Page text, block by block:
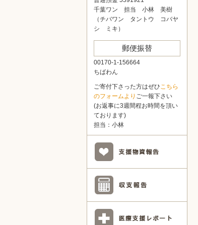
千葉ワン 担当 小林 美樹
（チバワン タントウ コバヤ
シ ミキ）
郵便振替
00170-1-156664
ちばわん
ご寄付下さった方はぜひこちら
のフォームより ご一報下さい
(お返事に3週間程お時間を頂い
ております)
担当：小林